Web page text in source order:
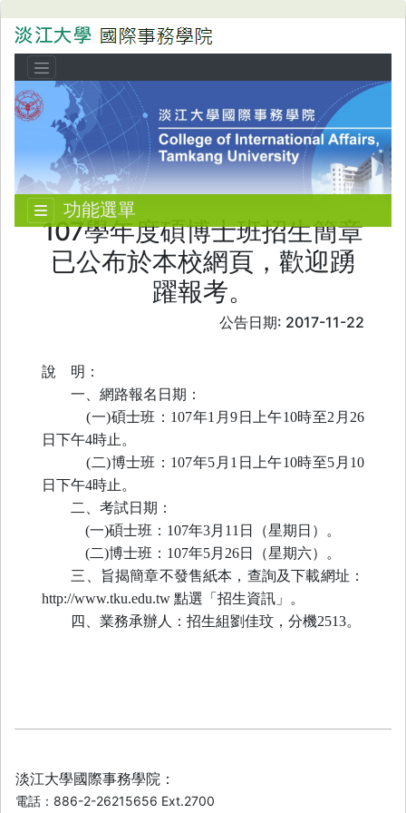
功能選單
107學年度碩博士班招生簡章
已公布於本校網頁，歡迎踴
躍報考。
公告日期: 2017-11-22
說 明：
一、網路報名日期：
(一)碩士班： 107年1 月9 日上午10時至2 月 26
日下午4時止。
(二)博士班： 107年5 月 1 日上午10時至5 月 10
日下午4時止。
二、考試日期：
(一)碩士班： 107年3月 11 日（星期日）。
(二)博士班： 107年5月 26日（星期六）。
三、旨揭簡章不發售紙本，查詢及下載網址：
http://www.tku.edu.tw 點選「招生資訊」。
四、業務承辦人：招生組劉佳玟，分機2513。
淡江大學國際事務學院：
電話：886-2-26215656 Ext.2700